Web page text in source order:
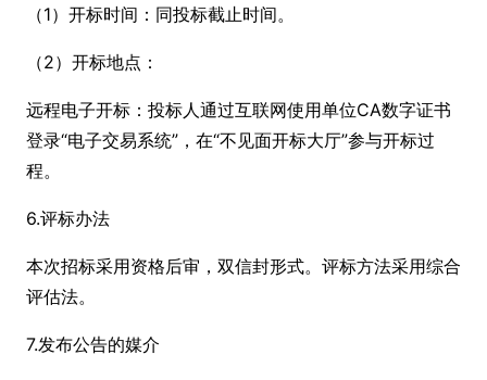
（1）开标时间：同投标截止时间。
（2）开标地点：
远程电子开标：投标人通过互联网使用单位CA数字证书
登录“电子交易系统”，在“不见面开标大厅”参与开标过
程。
6.评标办法
本次招标采用资格后审，双信封形式。评标方法采用综合
评估法。
7.发布公告的媒介